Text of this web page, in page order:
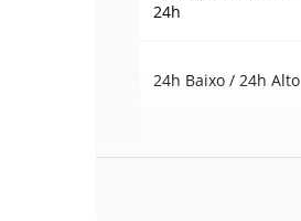
24h
24h Baixo / 24h Alto
Volume24h